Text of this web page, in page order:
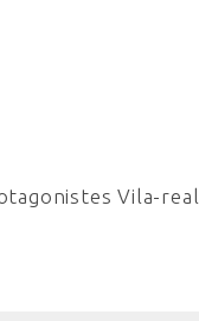
Vila-real